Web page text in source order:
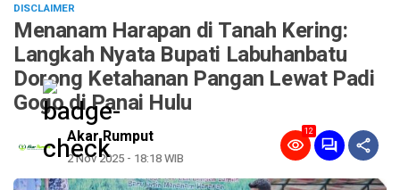
DISCLAIMER
Menanam Harapan di Tanah Kering:
Langkah Nyata Bupati Labuhanbatu
Dorong Ketahanan Pangan Lewat Padi
Gogo di Panai Hulu
Akar Rumput
2 Nov 2025 - 18:18 WIB
12